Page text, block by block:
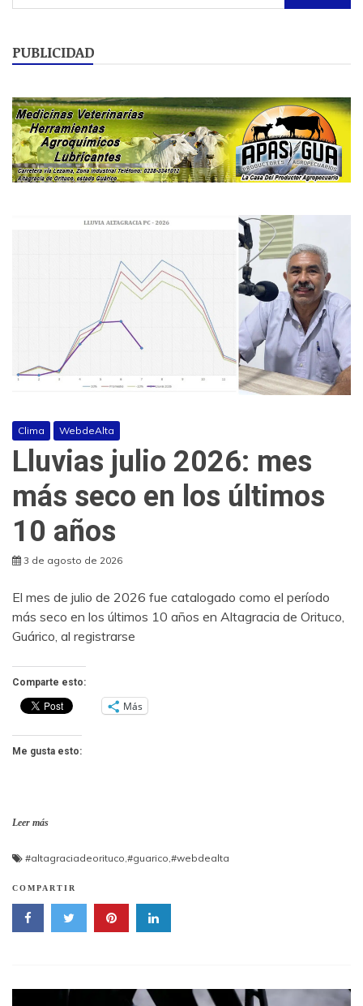
PUBLICIDAD
Clima WebdeAlta
Lluvias julio 2026: mes
más seco en los últimos
10 años
3 de agosto de 2026
El mes de julio de 2026 fue catalogado como el período
más seco en los últimos 10 años en Altagracia de Orituco,
Guárico, al registrarse
Comparte esto:
Más
Me gusta esto:
Leer más
#altagraciadeorituco,#guarico,#webdealta
COMPARTIR